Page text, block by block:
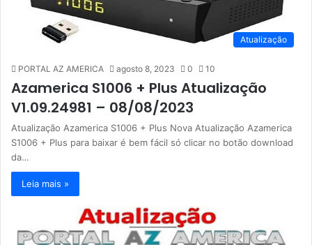
Atualização
PORTAL AZ AMERICA agosto 8, 2023 0 10
Azamerica S1006 + Plus Atualização
V1.09.24981 – 08/08/2023
Atualização Azamerica S1006 + Plus Nova Atualização Azamerica
S1006 + Plus para baixar é bem fácil só clicar no botão download
da…
Leia mais »